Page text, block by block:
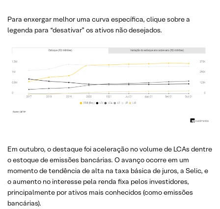
Para enxergar melhor uma curva específica, clique sobre a
legenda para “desativar” os ativos não desejados.
Em outubro, o destaque foi aceleração no volume de LCAs dentre
o estoque de emissões bancárias. O avanço ocorre em um
momento de tendência de alta na taxa básica de juros, a Selic, e
o aumento no interesse pela renda fixa pelos investidores,
principalmente por ativos mais conhecidos (como emissões
bancárias).